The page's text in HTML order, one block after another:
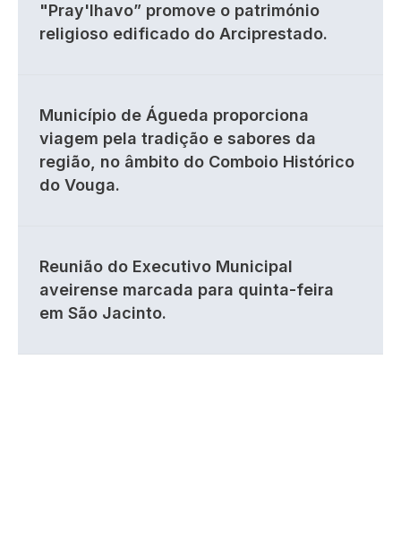
"Pray'lhavo” promove o património
religioso edificado do Arciprestado.
Município de Águeda proporciona
viagem pela tradição e sabores da
região, no âmbito do Comboio Histórico
do Vouga.
Reunião do Executivo Municipal
aveirense marcada para quinta-feira
em São Jacinto.